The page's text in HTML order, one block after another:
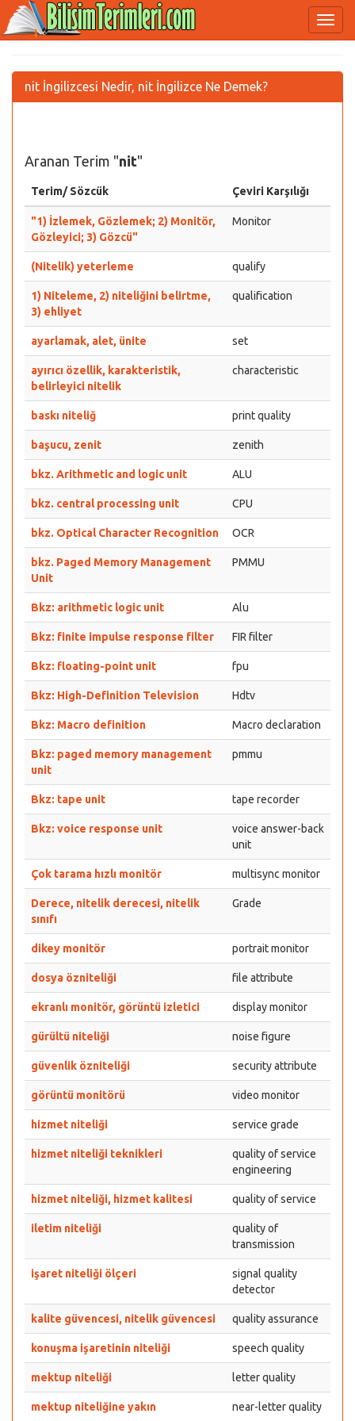
nit İngilizcesi Nedir, nit İngilizce Ne Demek?
Aranan Terim "nit"
Terim/ Sözcük Çeviri Karşılığı
"1) İzlemek, Gözlemek; 2) Monitör,
Gözleyici; 3) Gözcü"
Monitor
(Nitelik) yeterleme qualify
1) Niteleme, 2) niteliğini belirtme,
3) ehliyet
qualification
ayarlamak, alet, ünite set
ayırıcı özellik, karakteristik,
belirleyici nitelik
characteristic
baskı niteliğ print quality
başucu, zenit zenith
bkz. Arithmetic and logic unit ALU
bkz. central processing unit CPU
bkz. Optical Character Recognition OCR
bkz. Paged Memory Management
Unit
PMMU
Bkz: arithmetic logic unit Alu
Bkz: finite impulse response filter FIR filter
Bkz: floating-point unit fpu
Bkz: High-Definition Television Hdtv
Bkz: Macro definition Macro declaration
Bkz: paged memory management
unit
pmmu
Bkz: tape unit tape recorder
Bkz: voice response unit
voice answer-back
unit
Çok tarama hızlı monitör multisync monitor
Derece, nitelik derecesi, nitelik
sınıfı
Grade
dikey monitör portrait monitor
dosya özniteliği file attribute
ekranlı monitör, görüntü izletici display monitor
gürültü niteliği noise figure
güvenlik özniteliği security attribute
görüntü monitörü video monitor
hizmet niteliği service grade
hizmet niteliği teknikleri
quality of service
engineering
hizmet niteliği, hizmet kalitesi quality of service
iletim niteliği
quality of
transmission
işaret niteliği ölçeri
signal quality
detector
kalite güvencesi, nitelik güvencesi quality assurance
konuşma işaretinin niteliği speech quality
mektup niteliği letter quality
mektup niteliğine yakın near-letter quality